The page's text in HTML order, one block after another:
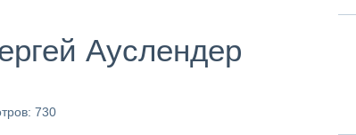
Ауслендер
730